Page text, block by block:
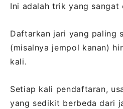
Ini adalah trik yang sangat
Daftarkan jari yang paling
(misalnya jempol kanan)
kali.
Setiap kali pendaftaran,
yang sedikit berbeda dari